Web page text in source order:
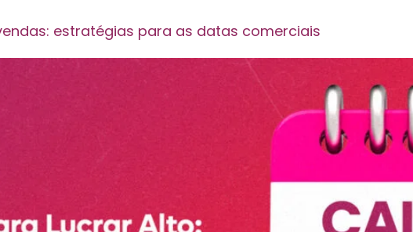
estratégias para as datas comerciais